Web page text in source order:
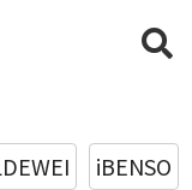
iBENSO